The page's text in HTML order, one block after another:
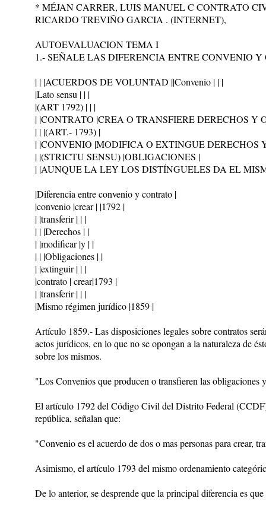
* MÉJAN CARRER, LUIS MANUEL C CONTRATO
RICARDO TREVIÑO GARCIA . (INTERNET),
AUTOEVALUACION TEMA I
1.- SEÑALE LAS DIFERENCIA ENTRE CONVENIO Y
| | |ACUERDOS DE VOLUNTAD ||Convenio | | |
|Lato sensu | | |
|(ART 1792) | | |
| |CONTRATO |CREA O TRANSFIERE DERECHOS Y
| | |(ART.- 1793) |
| |CONVENIO |MODIFICA O EXTINGUE DERECHOS
| |(STRICTU SENSU) |OBLIGACIONES |
| |AUNQUE LA LEY LOS DISTÍNGUELES DA EL
|Diferencia entre convenio y contrato |
|convenio |crear | |1792 |
| |transferir | | |
| | |Derechos | |
| |modificar |y | |
| | |Obligaciones | |
| |extinguir | | |
|contrato | crear|1793 |
| |transferir | | |
|Mismo régimen jurídico |1859 |
Artículo 1859.- Las disposiciones legales sobre contratos
actos jurídicos, en lo que no se opongan a la naturaleza de
sobre los mismos.
"Los Convenios que producen o transfieren las obligaciones
El artículo 1792 del Código Civil del Distrito Federal
república, señalan que:
"Convenio es el acuerdo de dos o mas personas para crear,
Asimismo, el artículo 1793 del mismo ordenamiento
De lo anterior, se desprende que la principal diferencia es